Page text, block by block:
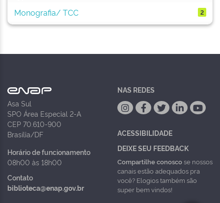
Monografia/ TCC
2
Asa Sul
SPO Área Especial 2-A
CEP 70.610-900
Brasília/DF
Horário de funcionamento
08h00 às 18h00
Contato
biblioteca@enap.gov.br
NAS REDES
ACESSIBILIDADE
DEIXE SEU FEEDBACK
Compartilhe conoscose nossos
canais estão adequados pra
você? Elogios também são
super bem vindos!